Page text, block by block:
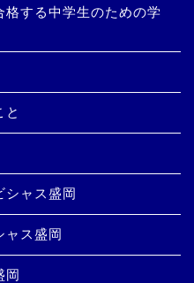
する中学生のための学
と
シャス盛岡
ャス盛岡
岡